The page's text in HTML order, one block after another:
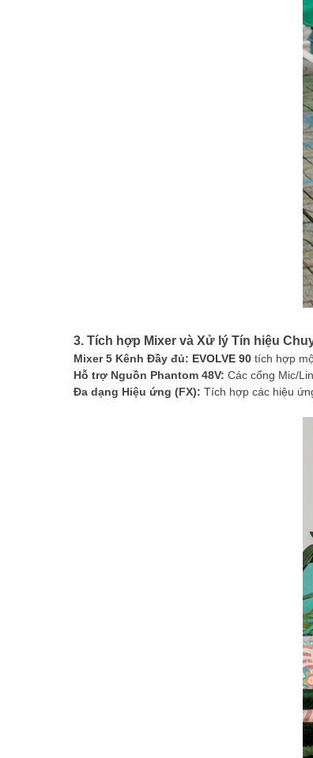
3. Tích hợp Mixer và Xử lý Tín hiệu
Mixer 5 Kênh Đầy đủ: EVOLVE 90 tích hợp
Hỗ trợ Nguồn Phantom 48V: Các cổng Mic/
Đa dạng Hiệu ứng (FX): Tích hợp các hiệu